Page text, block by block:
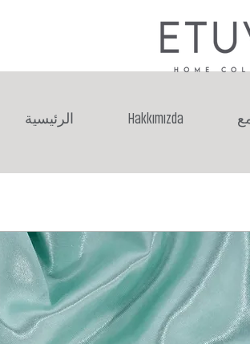
الرئيسية Hakkımızda